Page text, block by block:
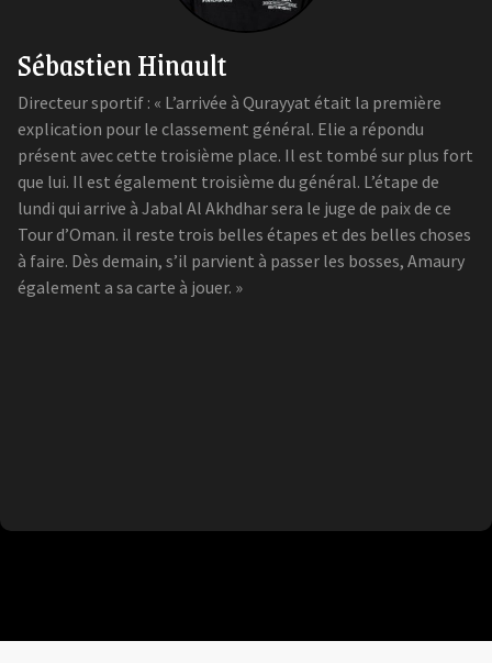
Sébastien Hinault
Directeur sportif : « L’arrivée à Qurayyat était la première
explication pour le classement général. Elie a répondu
présent avec cette troisième place. Il est tombé sur plus fort
que lui. Il est également troisième du général. L’étape de
lundi qui arrive à Jabal Al Akhdhar sera le juge de paix de ce
Tour d’Oman. il reste trois belles étapes et des belles choses
à faire. Dès demain, s’il parvient à passer les bosses, Amaury
également a sa carte à jouer. »